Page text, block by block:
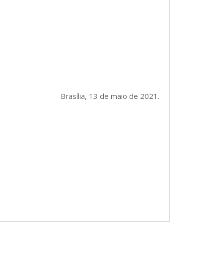
Brasília, 13 de maio de 2021.